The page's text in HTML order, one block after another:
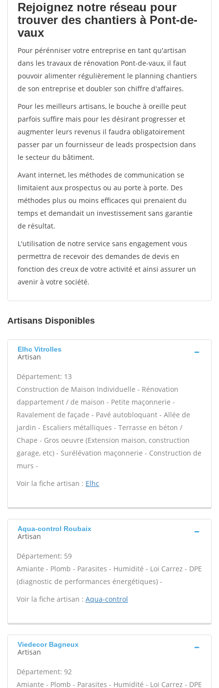
Rejoignez notre réseau pour
trouver des chantiers à Pont-de-
vaux
Pour pérénniser votre entreprise en tant qu'artisan
dans les travaux de rénovation Pont-de-vaux, il faut
pouvoir alimenter régulièrement le planning chantiers
de son entreprise et doubler son chiffre d'affaires.
Pour les meilleurs artisans, le bouche à oreille peut
parfois suffire mais pour les désirant progresser et
augmenter leurs revenus il faudra obligatoirement
passer par un fournisseur de leads prospectsion dans
le secteur du bâtiment.
Avant internet, les méthodes de communication se
limitaient aux prospectus ou au porte à porte. Des
méthodes plus ou moins efficaces qui prenaient du
temps et demandait un investissement sans garantie
de résultat.
L'utilisation de notre service sans engagement vous
permettra de recevoir des demandes de devis en
fonction des creux de votre activité et ainsi assurer un
avenir à votre société.
Artisans Disponibles
Elhc Vitrolles
Artisan
Département: 13
Construction de Maison Individuelle - Rénovation
dappartement / de maison - Petite maçonnerie -
Ravalement de façade - Pavé autobloquant - Allée de
jardin - Escaliers métalliques - Terrasse en béton /
Chape - Gros oeuvre (Extension maison, construction
garage, etc) - Surélévation maçonnerie - Construction de
murs -
Voir la fiche artisan : Elhc
Aqua-control Roubaix
Artisan
Département: 59
Amiante - Plomb - Parasites - Humidité - Loi Carrez - DPE
(diagnostic de performances énergétiques) -
Voir la fiche artisan : Aqua-control
Viedecor Bagneux
Artisan
Département: 92
Amiante - Plomb - Parasites - Humidité - Loi Carrez - DPE